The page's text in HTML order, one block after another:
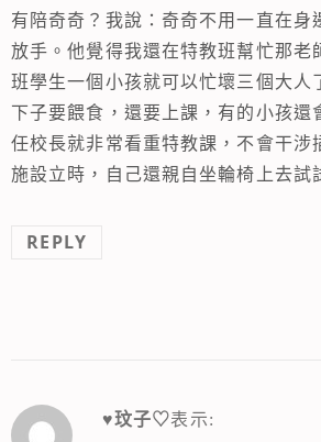
有陪奇奇？我說：奇奇不用一直在身
放手。他覺得我還在特教班幫忙那老
班學生一個小孩就可以忙壞三個大人
下子要餵食，還要上課，有的小孩還
任校長就非常看重特教課，不會干涉
施設立時，自己還親自坐輪椅上去試
REPLY
♥玟子♡表示: